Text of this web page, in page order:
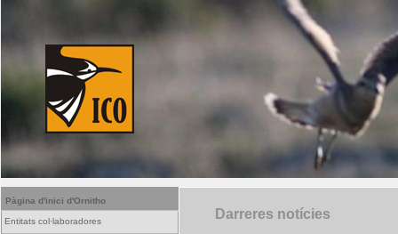
Pàgina d'inici d'Ornitho
Entitats col·laboradores Darreres notícies